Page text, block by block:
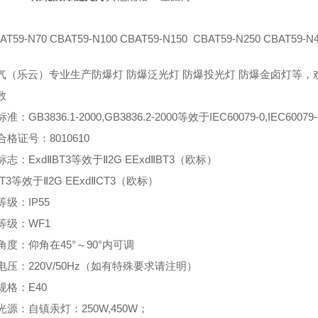
N70 CBAT59-N100 CBAT59-N150 CBAT59-N250 CBAT59-
（乐云）专业生产防爆灯 防爆泛光灯 防爆投光灯 防爆金卤灯等，
准：GB3836.1-2000,GB3836.2-2000等效于IEC60079-
格证号：8010610
志：ExdⅡBT3等效于Ⅱ2G EExdⅡBT3（欧标）
等效于Ⅱ2G EExdⅡCT3（欧标）
级：IP55
级：WF1
度：仰角在45°～90°内可调
压：220V/50Hz（如有特殊要求请注明）
格：E40
源：自镇汞灯：250W,450W；